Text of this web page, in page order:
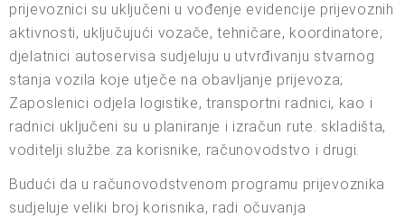
prijevoznici su uključeni u vođenje evidencije prijevoznih
aktivnosti, uključujući vozače, tehničare, koordinatore;
djelatnici autoservisa sudjeluju u utvrđivanju stvarnog
stanja vozila koje utječe na obavljanje prijevoza;
Zaposlenici odjela logistike, transportni radnici, kao i
radnici uključeni su u planiranje i izračun rute. skladišta,
voditelji službe za korisnike, računovodstvo i drugi.
Budući da u računovodstvenom programu prijevoznika
sudjeluje veliki broj korisnika, radi očuvanja